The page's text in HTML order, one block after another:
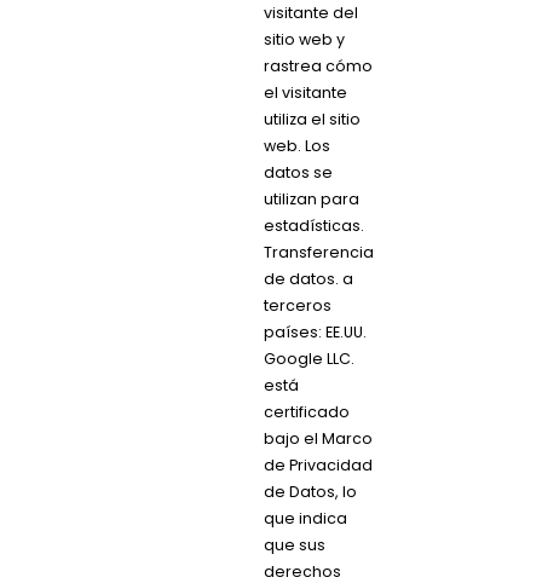
visitante del
sitio web y
rastrea cómo
el visitante
utiliza el sitio
web. Los
datos se
utilizan para
estadísticas.
Transferencia
de datos. a
terceros
países: EE.UU.
Google LLC.
está
certificado
bajo el Marco
de Privacidad
de Datos, lo
que indica
que sus
derechos